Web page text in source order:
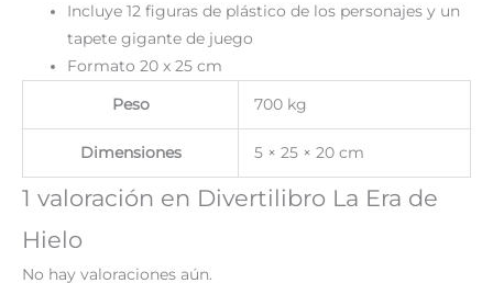
Incluye 12 figuras de plástico de los personajes y un
tapete gigante de juego
Formato 20 x 25 cm
Peso 700 kg
Dimensiones 5 × 25 × 20 cm
1 valoración en Divertilibro La Era de
Hielo
No hay valoraciones aún.